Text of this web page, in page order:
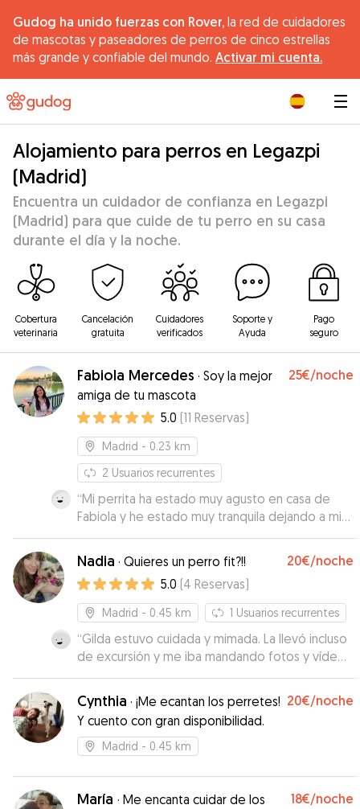
Gudog ha unido fuerzas con Rover, la red de cuidadores
de mascotas y paseadores de perros de cinco estrellas
más grande y confiable del mundo. Activar mi cuenta.
Alojamiento para perros en Legazpi
(Madrid)
Encuentra un cuidador de confianza en Legazpi
(Madrid) para que cuide de tu perro en su casa
durante el día y la noche.
Cobertura
veterinaria
Cancelación
gratuita
Cuidadores
verificados
Soporte y
Ayuda
Pago
seguro
Fabiola Mercedes · Soy la mejor
amiga de tu mascota
25€/noche
5.0 (11 Reservas)
Madrid - 0.23 km
2 Usuarios recurrentes
“Mi perrita ha estado muy agusto en casa de
Fabiola y he estado muy tranquila dejando a mi
cachorrita en otra casa por primera vez. Hasta
siento que ha aprendido y se ha copiado de la
otra perra con la que compartió espacio.
Repetiremos!”
Nadia · Quieres un perro fit?!! 20€/noche
5.0 (4 Reservas)
Madrid - 0.45 km 1 Usuarios recurrentes
“Gilda estuvo cuidada y mimada. La llevó incluso
de excursión y me iba mandando fotos y vídeos
en los que se veía a Gilda tranquila y feliz.
Seguro Gilda repite!!!
Cynthia · ¡Me ecantan los perretes!
Y cuento con gran disponibilidad.
20€/noche
Madrid - 0.45 km
María · Me encanta cuidar de los
18€/noche